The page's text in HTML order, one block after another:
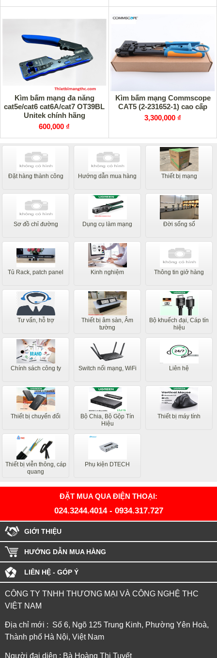
Kìm bấm mạng đa năng
cat5e/cat6 cat6A/cat7 OT39BL
Unitek chính hãng
600,000 ₫
Kìm bấm mạng Commscope
CAT5 (2-231652-1) cao cấp
3,300,000 ₫
Đặt hàng thành công Hướng dẫn mua hàng Thiết bị mạng
Sơ đồ chỉ đường Dụng cụ làm mạng Đời sống số
Tủ Rack, patch panel Kinh nghiệm Thông tin giở hàng
Tư vấn, hỗ trợ
Thiết bị âm sàn, Âm
tường
Bộ khuếch đại, Cáp tín
hiệu
Chính sách công ty Switch nối mạng, WiFi Liên hệ
Thiết bị chuyển đổi
Bộ Chia, Bộ Gộp Tín
Hiệu
Thiết bị máy tính
Thiết bị viễn thông, cáp
quang
Phụ kiện DTECH
ĐẶT MUA QUA ĐIỆN THOẠI:
024.3244.4014- 0934.317.727
GIỚI THIỆU
HƯỚNG DẪN MUA HÀNG
LIÊN HỆ - GÓP Ý
CÔNG TY TNHH THƯƠNG MẠI VÀ CÔNG NGHỆ THC
VIỆT NAM
Địa chỉ mới : Số 6, Ngõ 125 Trung Kinh, Phường Yên Hoà,
Thành phố Hà Nội, Việt Nam
Người đại diện : Bà Hoàng Thị Tuyết